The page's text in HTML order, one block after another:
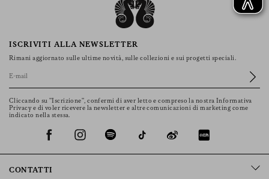
CONTATTI
ISCRIVITI ALLA NEWSLETTER
Rimani aggiornato sulle ultime novità, sulle collezioni e sui progetti speciali.
Cliccando su "Iscrizione", confermi di aver letto e compreso la nostra Informativa
Privacy e di voler ricevere la newsletter e altre comunicazioni di marketing come
indicato nella stessa.